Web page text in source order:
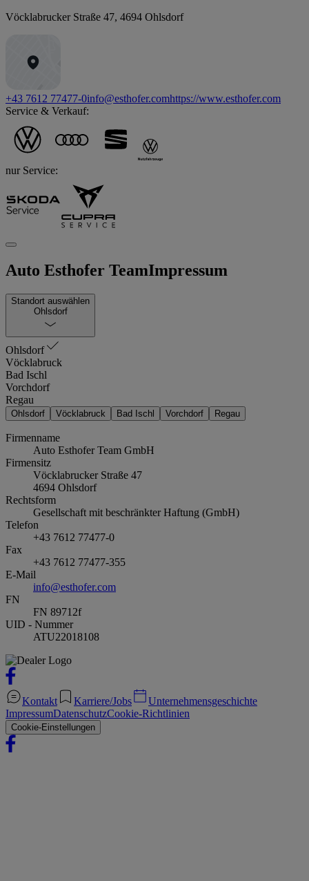
Vöcklabrucker Straße 47, 4694 Ohlsdorf
+43 7612 77477-0info@esthofer.comhttps://www.esthofer.com
Service & Verkauf:
nur Service:
Auto Esthofer TeamImpressum
Standort auswählen
Ohlsdorf
Ohlsdorf
Vöcklabruck
Bad Ischl
Vorchdorf
Regau
Ohlsdorf Vöcklabruck Bad Ischl Vorchdorf Regau
Firmenname
Auto Esthofer Team GmbH
Firmensitz
Vöcklabrucker Straße 47
4694 Ohlsdorf
Rechtsform
Gesellschaft mit beschränkter Haftung (GmbH)
Telefon
+43 7612 77477-0
Fax
+43 7612 77477-355
E-Mail
info@esthofer.com
FN
FN 89712f
UID - Nummer
ATU22018108
Kontakt Karriere/Jobs
Unternehmensgeschichte
ImpressumDatenschutzCookie-Richtlinien
Cookie-Einstellungen